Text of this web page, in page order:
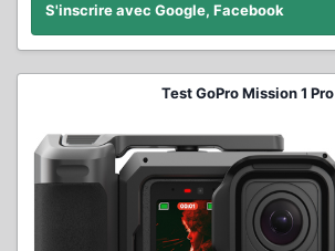
S'inscrire avec Google, Facebook
Test GoPro Mission 1 Pro